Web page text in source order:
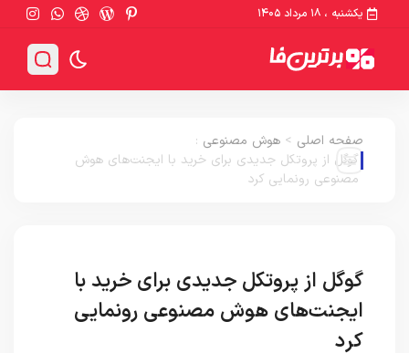
یکشنبه ، ۱۸ مرداد ۱۴۰۵
صفحه اصلی > هوش مصنوعی :
گوگل از پروتکل جدیدی برای خرید با ایجنت‌های هوش
مصنوعی رونمایی کرد
گوگل از پروتکل جدیدی برای خرید با
ایجنت‌های هوش مصنوعی رونمایی